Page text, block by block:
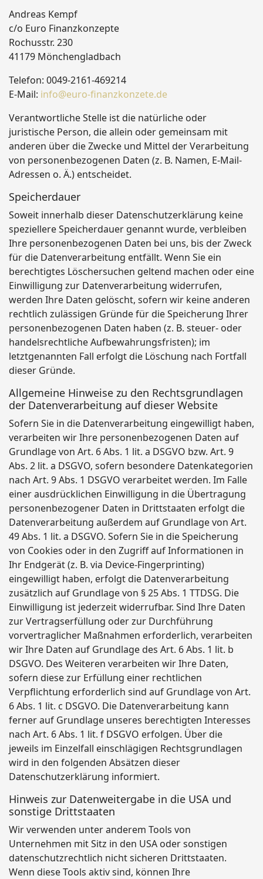
Andreas Kempf
c/o Euro Finanzkonzepte
Rochusstr. 230
41179 Mönchengladbach
Telefon: 0049-2161-469214
E-Mail: info@euro-finanzkonzete.de
Verantwortliche Stelle ist die natürliche oder
juristische Person, die allein oder gemeinsam mit
anderen über die Zwecke und Mittel der Verarbeitung
von personenbezogenen Daten (z. B. Namen, E-Mail-
Adressen o. Ä.) entscheidet.
Speicherdauer
Soweit innerhalb dieser Datenschutzerklärung keine
speziellere Speicherdauer genannt wurde, verbleiben
Ihre personenbezogenen Daten bei uns, bis der Zweck
für die Datenverarbeitung entfällt. Wenn Sie ein
berechtigtes Löschersuchen geltend machen oder eine
Einwilligung zur Datenverarbeitung widerrufen,
werden Ihre Daten gelöscht, sofern wir keine anderen
rechtlich zulässigen Gründe für die Speicherung Ihrer
personenbezogenen Daten haben (z. B. steuer- oder
handelsrechtliche Aufbewahrungsfristen); im
letztgenannten Fall erfolgt die Löschung nach Fortfall
dieser Gründe.
Allgemeine Hinweise zu den Rechtsgrundlagen
der Datenverarbeitung auf dieser Website
Sofern Sie in die Datenverarbeitung eingewilligt haben,
verarbeiten wir Ihre personenbezogenen Daten auf
Grundlage von Art. 6 Abs. 1 lit. a DSGVO bzw. Art. 9
Abs. 2 lit. a DSGVO, sofern besondere Datenkategorien
nach Art. 9 Abs. 1 DSGVO verarbeitet werden. Im Falle
einer ausdrücklichen Einwilligung in die Übertragung
personenbezogener Daten in Drittstaaten erfolgt die
Datenverarbeitung außerdem auf Grundlage von Art.
49 Abs. 1 lit. a DSGVO. Sofern Sie in die Speicherung
von Cookies oder in den Zugriff auf Informationen in
Ihr Endgerät (z. B. via Device-Fingerprinting)
eingewilligt haben, erfolgt die Datenverarbeitung
zusätzlich auf Grundlage von § 25 Abs. 1 TTDSG. Die
Einwilligung ist jederzeit widerrufbar. Sind Ihre Daten
zur Vertragserfüllung oder zur Durchführung
vorvertraglicher Maßnahmen erforderlich, verarbeiten
wir Ihre Daten auf Grundlage des Art. 6 Abs. 1 lit. b
DSGVO. Des Weiteren verarbeiten wir Ihre Daten,
sofern diese zur Erfüllung einer rechtlichen
Verpflichtung erforderlich sind auf Grundlage von Art.
6 Abs. 1 lit. c DSGVO. Die Datenverarbeitung kann
ferner auf Grundlage unseres berechtigten Interesses
nach Art. 6 Abs. 1 lit. f DSGVO erfolgen. Über die
jeweils im Einzelfall einschlägigen Rechtsgrundlagen
wird in den folgenden Absätzen dieser
Datenschutzerklärung informiert.
Hinweis zur Datenweitergabe in die USA und
sonstige Drittstaaten
Wir verwenden unter anderem Tools von
Unternehmen mit Sitz in den USA oder sonstigen
datenschutzrechtlich nicht sicheren Drittstaaten.
Wenn diese Tools aktiv sind, können Ihre